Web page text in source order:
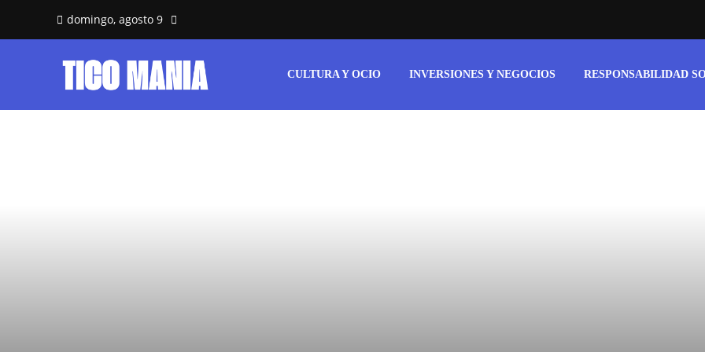
domingo, agosto 9
CULTURA Y OCIO INVERSIONES Y NEGOCIOS RESPONSABILIDAD